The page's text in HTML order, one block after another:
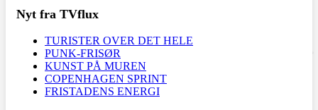
Nyt fra TVflux
TURISTER OVER DET HELE
PUNK-FRISØR
KUNST PÅ MUREN
COPENHAGEN SPRINT
FRISTADENS ENERGI